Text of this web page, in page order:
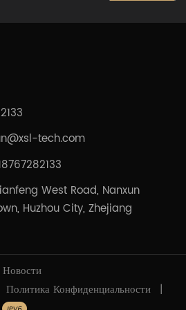
tech.com
West Road, Nanxun
Huzhou City, Zhejiang
Новости
Политика Конфиденциальности |